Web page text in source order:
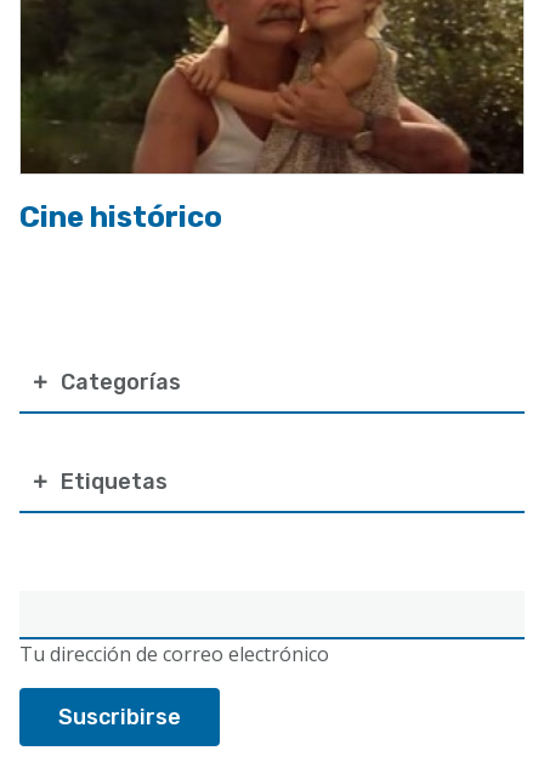
electrónico
Tu dirección de correo electrónico
Categorías
Etiquetas
Cine histórico